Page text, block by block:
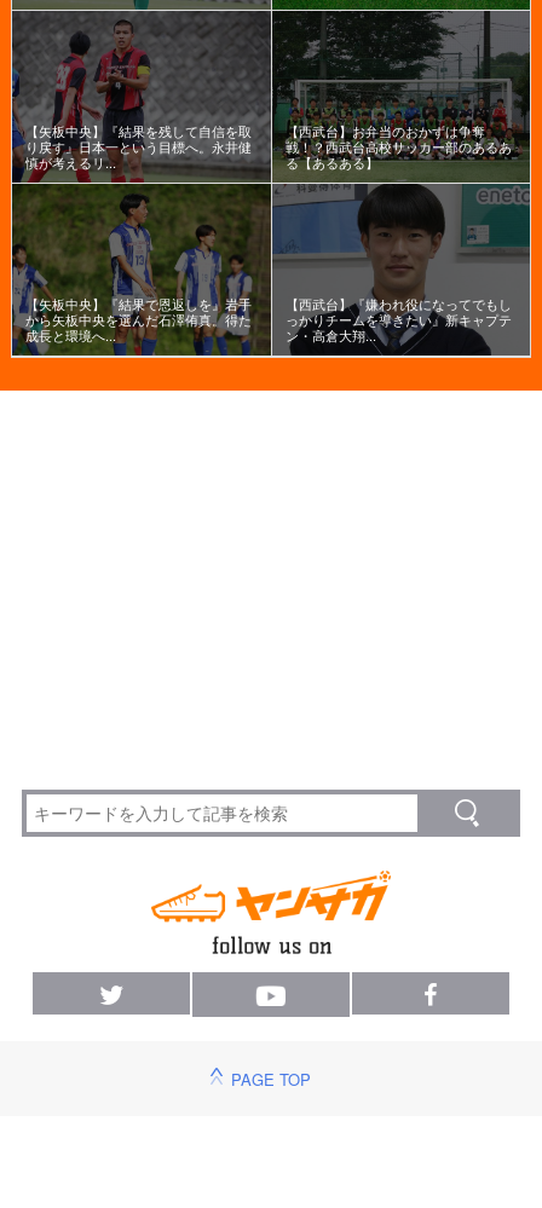
【矢板中央】『結果を残して自信を取
り戻す』日本一という目標へ。永井健
慎が考えるリ...
【西武台】お弁当のおかずは争奪
戦！？西武台高校サッカー部のあるあ
る【あるある】
【矢板中央】『結果で恩返しを』岩手
から矢板中央を選んだ石澤侑真。得た
成長と環境へ...
【西武台】『嫌われ役になってでもし
っかりチームを導きたい』新キャプテ
ン・高倉大翔...
PAGE TOP